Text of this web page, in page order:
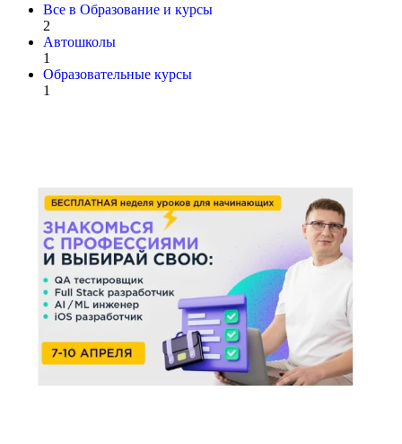
Все в Образование и курсы
2
Автошколы
1
Образовательные курсы
1